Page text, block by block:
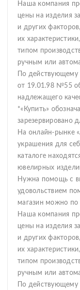
Наша компания
цены на изделия
и других
их
типом
ручным или
По действующему
от 19.01.98 №55
надлежащего
*«Купить»
зарезервировано
На онлайн-рынке
украшения для
каталоге
ювелирных
Нужна помощь с
удовольствием
магазин можно
Наша компания
цены на изделия
и других
их
типом
ручным или
По действующему